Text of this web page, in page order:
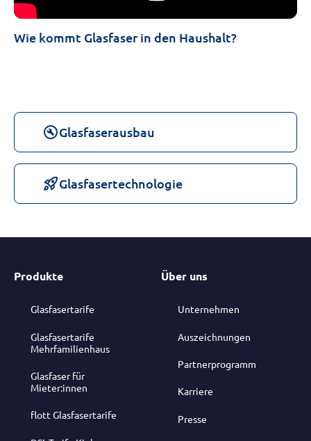
Wie kommt Glasfaser in den Haushalt?
build_circleGlasfaserausbau
rocket_launchGlasfasertechnologie
Produkte
Glasfasertarife
Glasfasertarife
Mehrfamilienhaus
Glasfaser für
Mieter:innen
flott Glasfasertarife
Über uns
Unternehmen
Auszeichnungen
Partnerprogramm
Karriere
Presse